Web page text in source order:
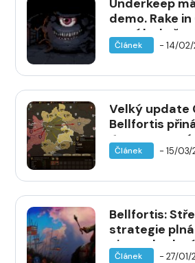
Underkeep
demo. Rake
vrací ke
Článek - 14/
Velký update
Bellfortis
Evropy a
Článek - 15/03/
Bellfortis:
strategie
bitev a
Článek - 27/01/